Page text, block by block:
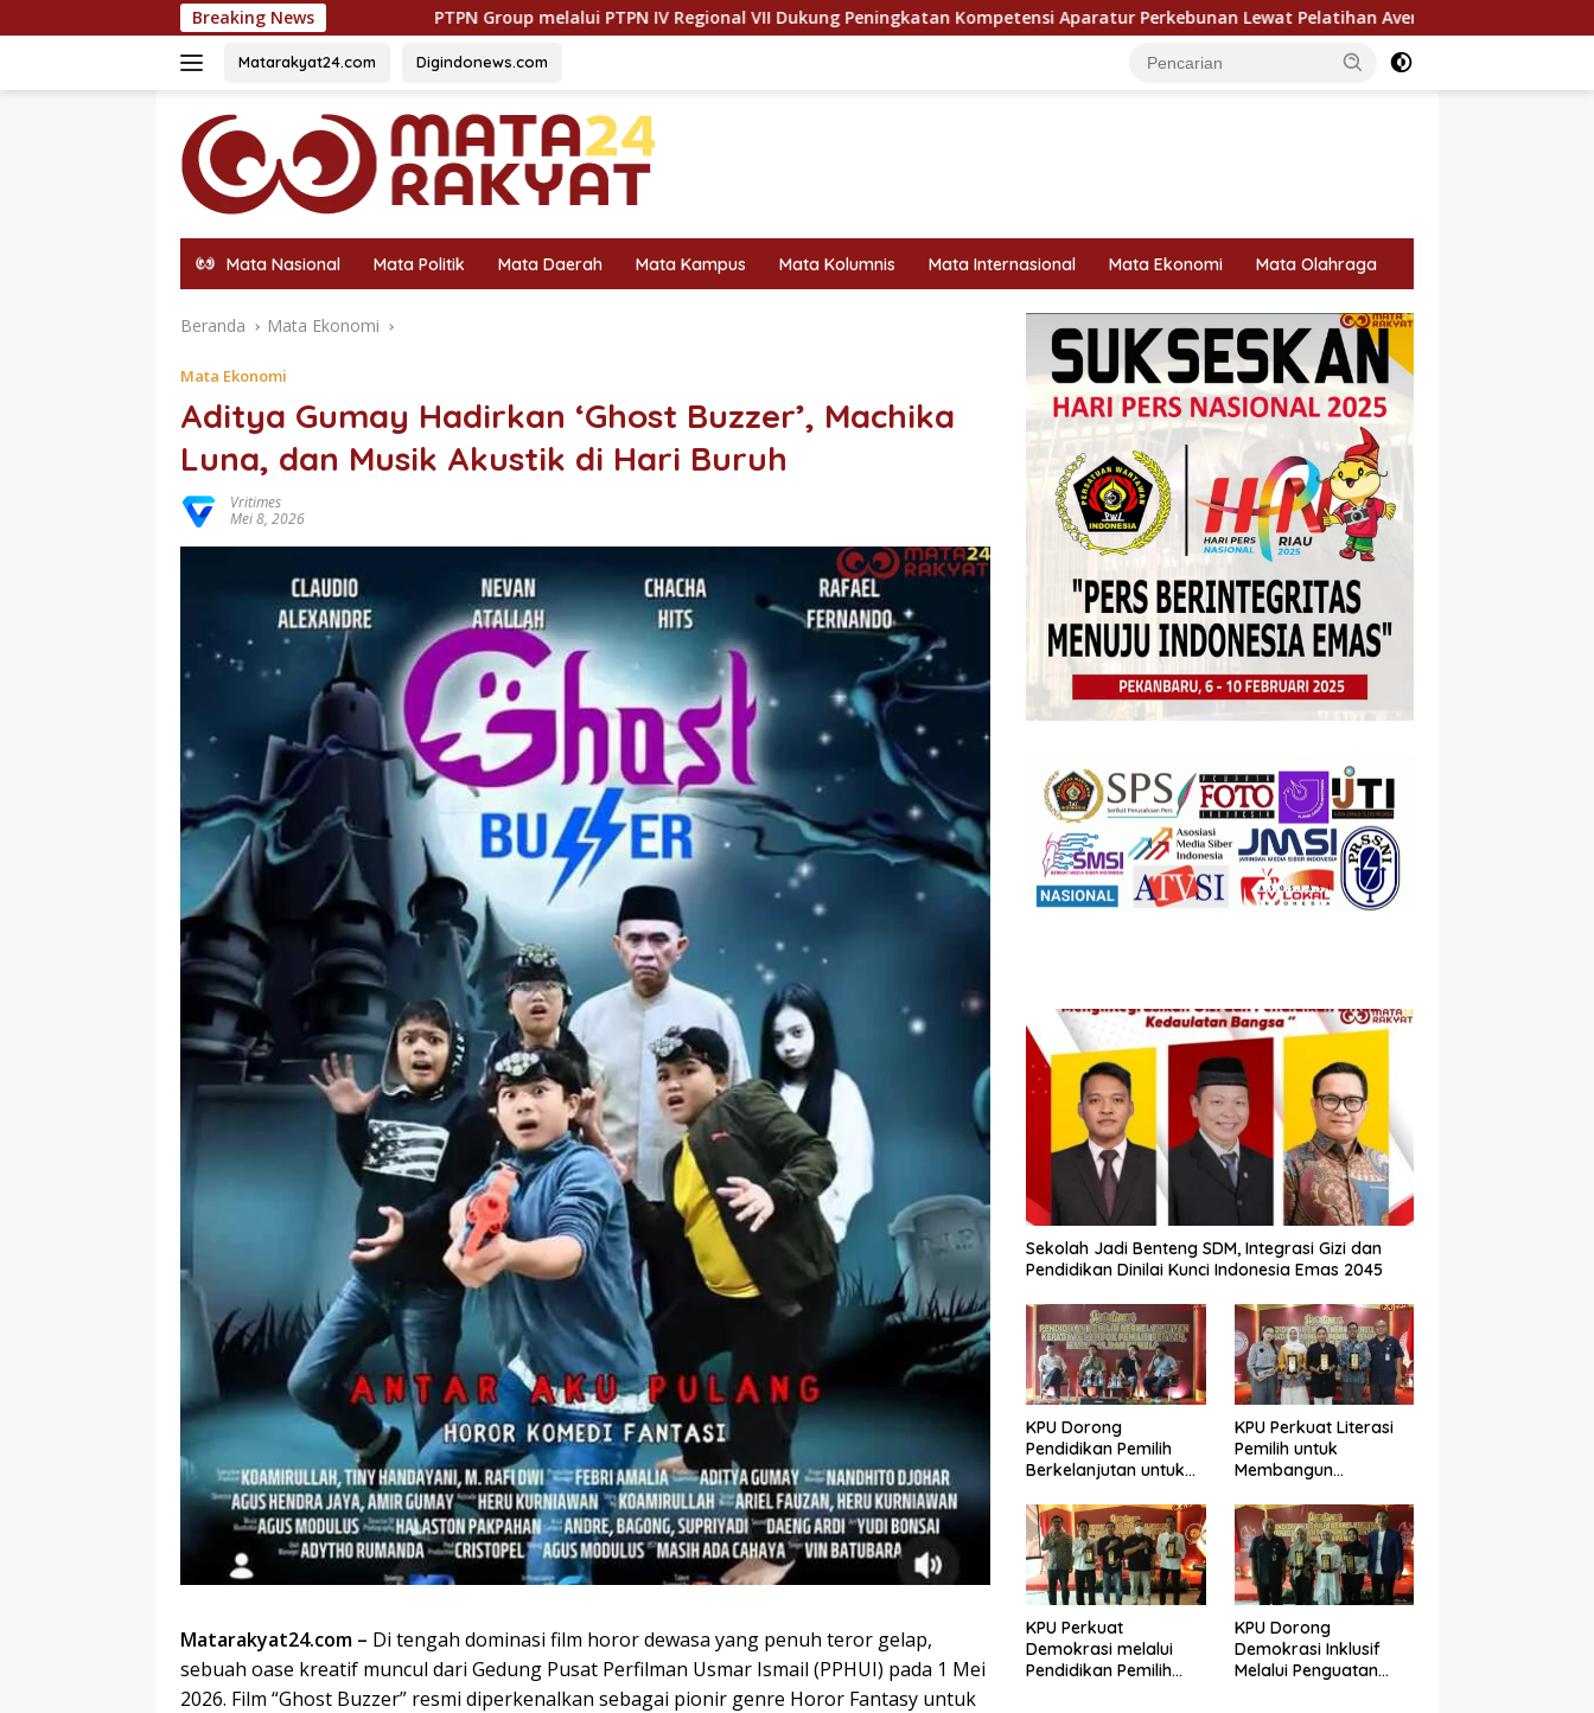
ke
Breaking News
PTPN Group melalui PTPN IV Regional VII Dukung Peningkatan Kompetensi Aparatur Perkebunan Lewat Pelatihan Avenza Maps di Way Kanan
Matarakyat24.com Digindonews.com
Mata Nasional Mata Politik Mata Daerah Mata Kampus Mata Kolumnis Mata Internasional Mata Ekonomi Mata Olahraga
Beranda Mata Ekonomi
Mata Ekonomi
Aditya Gumay Hadirkan ‘Ghost Buzzer’, Machika
Luna, dan Musik Akustik di Hari Buruh
Vritimes
Mei 8, 2026
Matarakyat24.com – Di tengah dominasi film horor dewasa yang penuh teror gelap,
sebuah oase kreatif muncul dari Gedung Pusat Perfilman Usmar Ismail (PPHUI) pada 1 Mei
2026. Film “Ghost Buzzer” resmi diperkenalkan sebagai pionir genre Horor Fantasy untuk
Sekolah Jadi Benteng SDM, Integrasi Gizi dan
Pendidikan Dinilai Kunci Indonesia Emas 2045
KPU Dorong
Pendidikan Pemilih
Berkelanjutan untuk
Demokrasi
KPU Perkuat Literasi
Pemilih untuk
Membangun
Berkualitas
KPU Perkuat
Demokrasi melalui
Pendidikan Pemilih
KPU Dorong
Demokrasi Inklusif
Melalui Penguatan